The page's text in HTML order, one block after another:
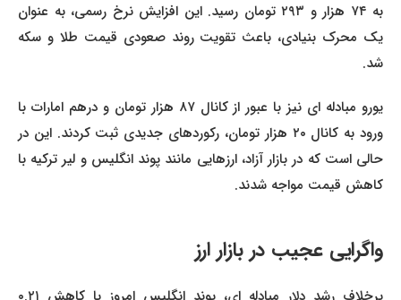
به ۷۴ هزار و ۲۹۳ تومان رسید. این افزایش نرخ رسمی، به عنوان
یک محرک بنیادی، باعث تقویت روند صعودی قیمت طلا و سکه
شد.
یورو مبادله ای نیز با عبور از کانال ۸۷ هزار تومان و درهم امارات با
ورود به کانال ۲۰ هزار تومان، رکوردهای جدیدی ثبت کردند. این در
حالی است که در بازار آزاد، ارزهایی مانند پوند انگلیس و لیر ترکیه با
کاهش قیمت مواجه شدند.
واگرایی عجیب در بازار ارز